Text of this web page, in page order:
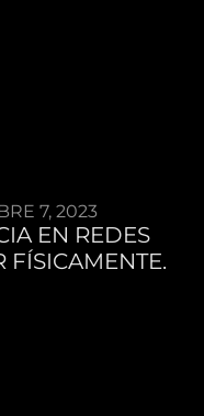
7, 2023
EN REDES
FÍSICAMENTE.